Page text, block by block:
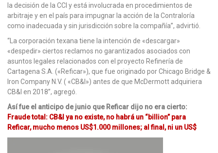
la decisión de la CCI y está involucrada en procedimientos de
arbitraje y en el país para impugnar la acción de la Contraloría
como inadecuada y sin jurisdicción sobre la compañía”, advirtió.
“La corporación texana tiene la intención de «descargar»
«despedir» ciertos reclamos no garantizados asociados con
asuntos legales relacionados con el proyecto Refinería de
Cartagena S.A. («Reficar»), que fue originado por Chicago Bridge &
Iron Company N.V. ( «CB&I») antes de que McDermott adquiriera
CB&I en 2018”, agregó.
Así fue el anticipo de junio que Reficar dijo no era cierto:
Fraude total: CB&I ya no existe, no habrá un “billion” para
Reficar, mucho menos US$1.000 millones; al final, ni un US$